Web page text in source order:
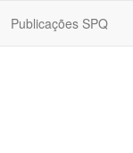
Publicações SPQ